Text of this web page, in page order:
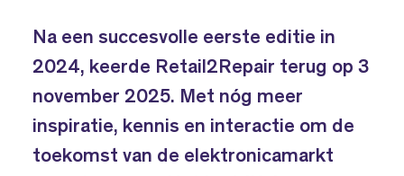
Na een succesvolle eerste editie in
2024, keerde Retail2Repair terug op 3
november 2025. Met nóg meer
inspiratie, kennis en interactie om de
toekomst van de elektronicamarkt